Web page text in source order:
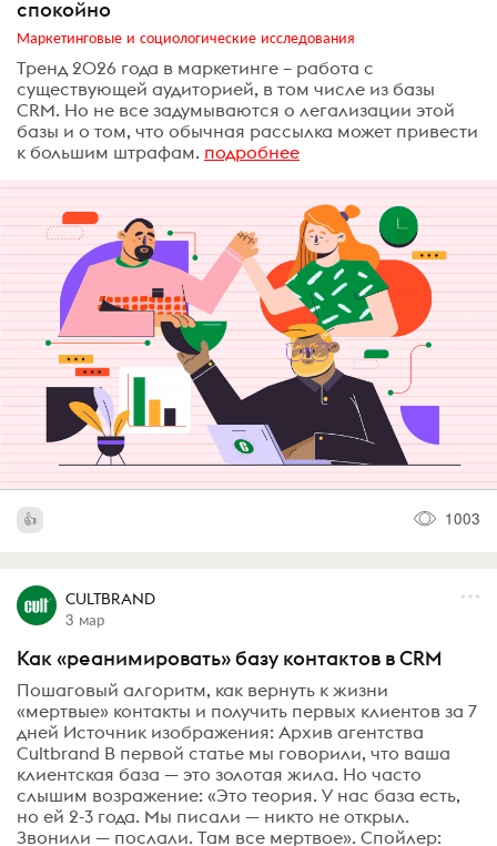
спокойно
Маркетинговые и социологические исследования
Тренд 2026 года в маркетинге – работа с
существующей аудиторией, в том числе из базы
CRM. Но не все задумываются о легализации этой
базы и о том, что обычная рассылка может привести
к большим штрафам. подробнее
1003
CULTBRAND
3 мар
Как «реанимировать» базу контактов в CRM
Пошаговый алгоритм, как вернуть к жизни
«мертвые» контакты и получить первых клиентов за 7
дней Источник изображения: Архив агентства
Cultbrand В первой статье мы говорили, что ваша
клиентская база — это золотая жила. Но часто
слышим возражение: «Это теория. У нас база есть,
но ей 2-3 года. Мы писали — никто не открыл.
Звонили — послали. Там все мертвое». Спойлер: